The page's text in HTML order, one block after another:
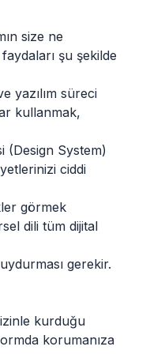
size ne
şu şekilde
yazılım süreci
kullanmak,
(Design System)
ciddi
görmek
dili tüm dijital
gerekir.
kurduğu
korumanıza